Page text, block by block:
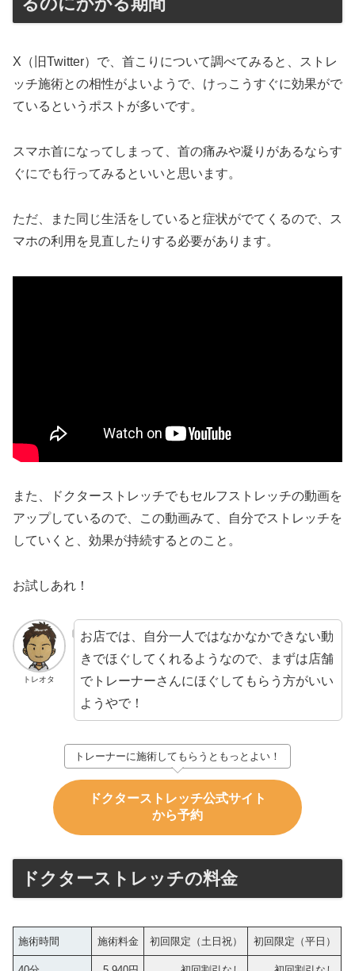
X（旧Twitter）で、首こりについて調べてみると、ストレ
ッチ施術との相性がよいようで、けっこうすぐに効果がで
ているというポストが多いです。
スマホ首になってしまって、首の痛みや凝りがあるならす
ぐにでも行ってみるといいと思います。
ただ、また同じ生活をしていると症状がでてくるので、ス
マホの利用を見直したりする必要があります。
また、ドクターストレッチでもセルフストレッチの動画を
アップしているので、この動画みて、自分でストレッチを
していくと、効果が持続するとのこと。
お試しあれ！
トレオタ
お店では、自分一人ではなかなかできない動
きでほぐしてくれるようなので、まずは店舗
でトレーナーさんにほぐしてもらう方がいい
ようやで！
トレーナーに施術してもらうともっとよい！
ドクターストレッチ公式サイト
から予約
ドクターストレッチの料金
施術時間 施術料金 初回限定（土日祝） 初回限定（平日）